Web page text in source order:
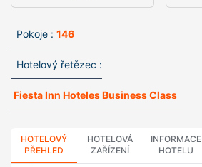
Pokoje : 146
Hotelový řetězec :
Fiesta Inn Hoteles Business Class
HOTELOVÝ
PŘEHLED
HOTELOVÁ
ZAŘÍZENÍ
INFORMACE
HOTELU